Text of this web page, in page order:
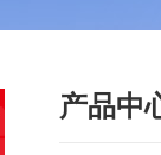
产品中